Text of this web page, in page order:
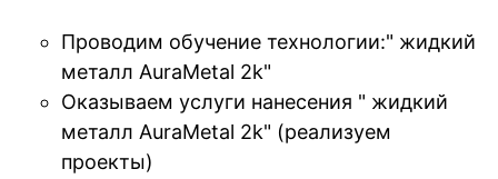
Проводим обучение технологии:" жидкий
металл AuraMetal 2k"
Оказываем услуги нанесения " жидкий
металл AuraMetal 2k" (реализуем
проекты)